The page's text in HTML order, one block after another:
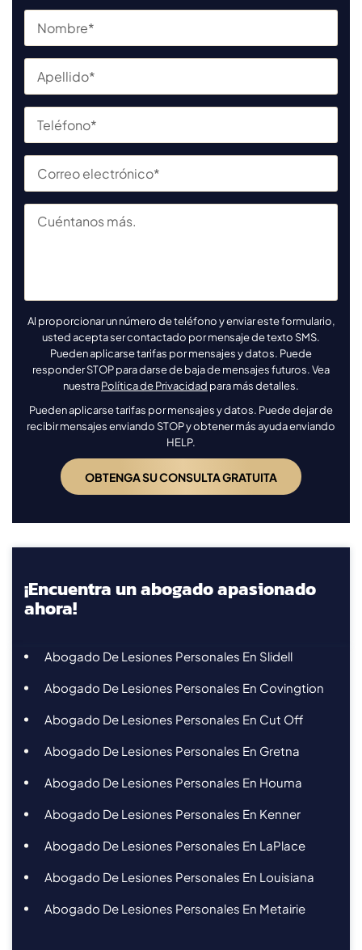
Al proporcionar un número de teléfono y enviar este formulario,
usted acepta ser contactado por mensaje de texto SMS.
Pueden aplicarse tarifas por mensajes y datos. Puede
responder STOP para darse de baja de mensajes futuros. Vea
nuestraPolítica de Privacidad para más detalles.
Pueden aplicarse tarifas por mensajes y datos. Puede dejar de
recibir mensajes enviando STOP y obtener más ayuda enviando
HELP.
¡Encuentra un abogado apasionado
ahora!
Abogado De Lesiones Personales En Slidell
Abogado De Lesiones Personales En Covingtion
Abogado De Lesiones Personales En Cut Off
Abogado De Lesiones Personales En Gretna
Abogado De Lesiones Personales En Houma
Abogado De Lesiones Personales En Kenner
Abogado De Lesiones Personales En LaPlace
Abogado De Lesiones Personales En Louisiana
Abogado De Lesiones Personales En Metairie